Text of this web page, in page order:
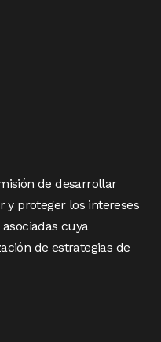
de desarrollar
y proteger los intereses
cuya
de estrategias de